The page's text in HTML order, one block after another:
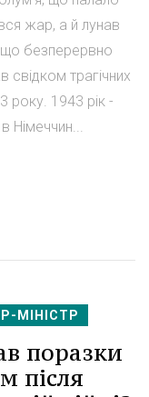
жар, а й лунав
що безперервно
свідком трагічних
року. 1943 рік -
Німеччин...
МІНІСТР
поразки
після